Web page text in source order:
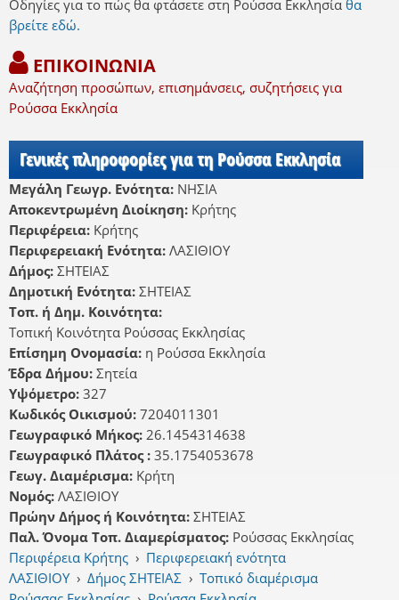
Οδηγίες για το πώς θα φτάσετε στη Ρούσσα Εκκλησία θα
βρείτε εδώ.
ΕΠΙΚΟΙΝΩΝΙΑ
Αναζήτηση προσώπων, επισημάνσεις, συζητήσεις για
Ρούσσα Εκκλησία
Γενικές πληροφορίες για τη Ρούσσα Εκκλησία
Μεγάλη Γεωγρ. Ενότητα: ΝΗΣΙΑ
Αποκεντρωμένη Διοίκηση: Κρήτης
Περιφέρεια: Κρήτης
Περιφερειακή Ενότητα: ΛΑΣΙΘΙΟΥ
Δήμος: ΣΗΤΕΙΑΣ
Δημοτική Ενότητα: ΣΗΤΕΙΑΣ
Τοπ. ή Δημ. Κοινότητα:
Τοπική Κοινότητα Ρούσσας Εκκλησίας
Επίσημη Ονομασία: η Ρούσσα Εκκλησία
Έδρα Δήμου: Σητεία
Υψόμετρο: 327
Κωδικός Οικισμού: 7204011301
Γεωγραφικό Μήκος: 26.1454314638
Γεωγραφικό Πλάτος : 35.1754053678
Γεωγ. Διαμέρισμα: Κρήτη
Νομός: ΛΑΣΙΘΙΟΥ
Πρώην Δήμος ή Κοινότητα: ΣΗΤΕΙΑΣ
Παλ. Όνομα Τοπ. Διαμερίσματος: Ρούσσας Εκκλησίας
Περιφέρεια Κρήτης › Περιφερειακή ενότητα
ΛΑΣΙΘΙΟΥ › Δήμος ΣΗΤΕΙΑΣ › Τοπικό διαμέρισμα